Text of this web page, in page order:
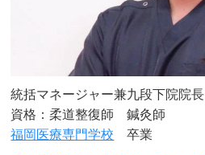
統括マネージャー兼九段下院院長
資格：柔道整復師 鍼灸師
福岡医療専門学校 卒業